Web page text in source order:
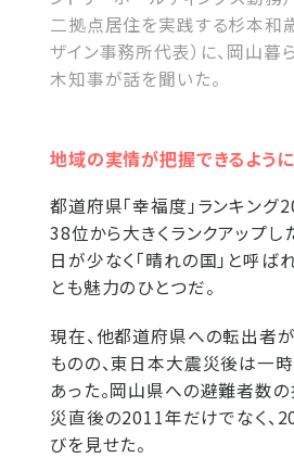
二拠点居住を実践する杉本和
ザイン事務所代表）に、岡山暮
木知事が話を聞いた。
地域の実情が把握できるように
都道府県「幸福度」ランキング
38位から大きくランクアップし
日が少なく「晴れの国」と呼ば
とも魅力のひとつだ。
現在、他都道府県への転出者
ものの、東日本大震災後は一
あった。岡山県への避難者数
災直後の2011年だけでなく、
びを見せた。